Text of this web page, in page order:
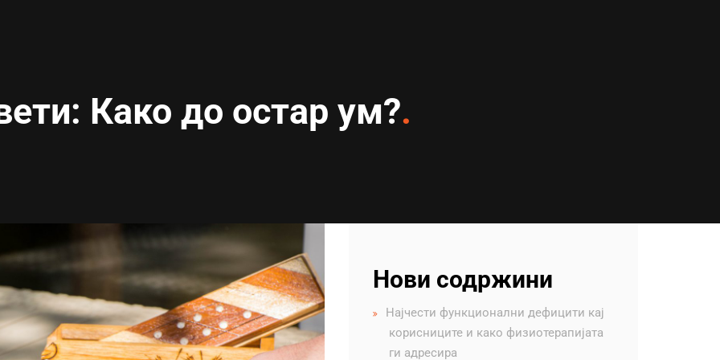
Како до остар ум?
Нови содржини
Најчести функционални дефицити кај
корисниците и како физиотерапијата
ги адресира